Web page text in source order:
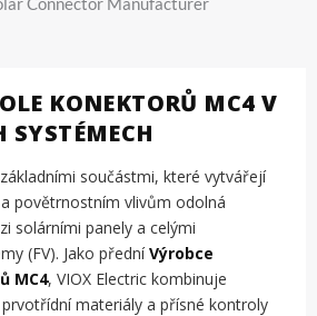
KONEKTORŮ MC4 V
SYSTÉMECH
součástmi, které vytvářejí
povětrnostním vlivům odolná
solárními panely a celými
(FV). Jako předníVýrobce
MC4, VIOX Electric kombinuje
materiály a přísné kontroly